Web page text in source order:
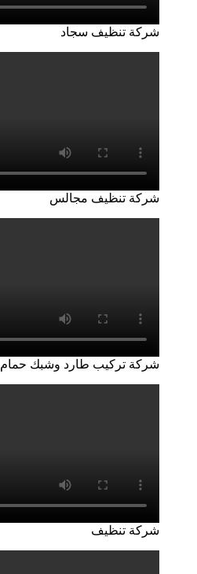
شركة تنظيف سجاد
شركة تنظيف مجالس
شركة تركيب طارد وشبك حمام
شركة تنظيف